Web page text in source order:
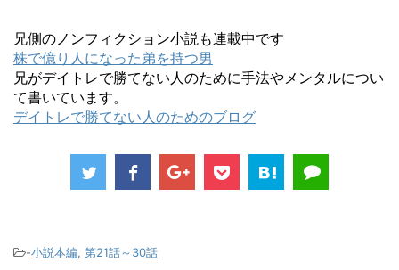
兄側のノンフィクション小説も連載中です
株で億り人になった弟を持つ男
兄がデイトレで勝てない人のために手法やメンタルについ
て書いています。
デイトレで勝てない人のためのブログ
-小説本編, 第21話～30話